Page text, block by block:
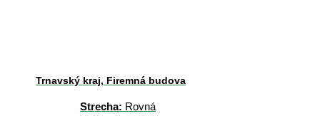
Trnavský kraj, Firemná budova
Strecha: Rovná